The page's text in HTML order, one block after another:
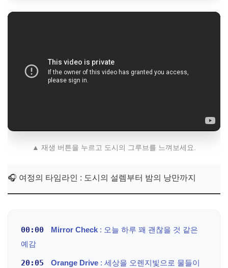
▲ 재생 버튼을 누르고 도시의 그루브를 느껴보세요.
🎧 여정의 타임라인 : 도시의 설렘부터 밤의 낭만까지
00:00 Mirror Check : 오늘 하루 꽤 괜찮을 것 같은
예감
20:05 Orange Drive : 세상을 오렌지빛으로 물들이